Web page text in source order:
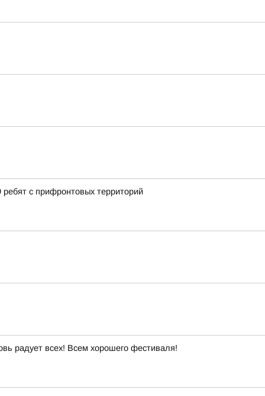
с прифронтовых территорий
радует всех! Всем хорошего фестиваля!